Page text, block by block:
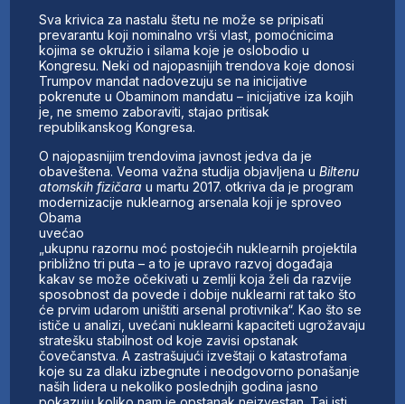
Sva krivica za nastalu štetu ne može se pripisati
prevarantu koji nominalno vrši vlast, pomoćnicima
kojima se okružio i silama koje je oslobodio u
Kongresu. Neki od najopasnijih trendova koje donosi
Trumpov mandat nadovezuju se na inicijative
pokrenute u Obaminom mandatu – inicijative iza kojih
je, ne smemo zaboraviti, stajao pritisak
republikanskog Kongresa.
O najopasnijim trendovima javnost jedva da je
obaveštena. Veoma važna studija objavljena uBiltenu
atomskih fizičarau martu 2017. otkriva da je program
modernizacije nuklearnog arsenala koji je sproveo
Obama
uvećao
„ukupnu razornu moć postojećih nuklearnih projektila
približno tri puta – a to je upravo razvoj događaja
kakav se može očekivati u zemlji koja želi da razvije
sposobnost da povede i dobije nuklearni rat tako što
će prvim udarom uništiti arsenal protivnika“. Kao što se
ističe u analizi, uvećani nuklearni kapaciteti ugrožavaju
stratešku stabilnost od koje zavisi opstanak
čovečanstva. A zastrašujući izveštaji o katastrofama
koje su za dlaku izbegnute i neodgovorno ponašanje
naših lidera u nekoliko poslednjih godina jasno